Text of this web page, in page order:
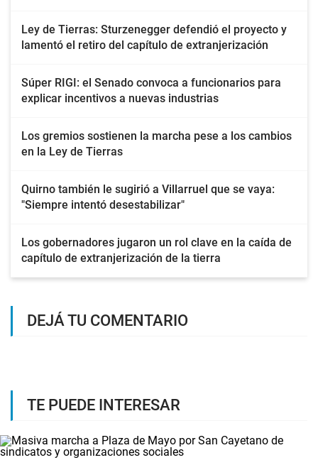
Ley de Tierras: Sturzenegger defendió el proyecto y
lamentó el retiro del capítulo de extranjerización
Súper RIGI: el Senado convoca a funcionarios para
explicar incentivos a nuevas industrias
Los gremios sostienen la marcha pese a los cambios
en la Ley de Tierras
Quirno también le sugirió a Villarruel que se vaya:
"Siempre intentó desestabilizar"
Los gobernadores jugaron un rol clave en la caída de
capítulo de extranjerización de la tierra
DEJÁ TU COMENTARIO
TE PUEDE INTERESAR